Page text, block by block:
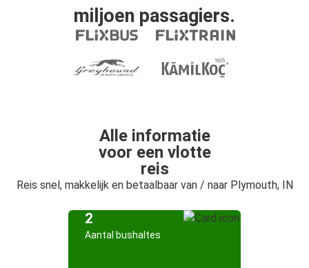
miljoen passagiers.
Alle informatie
voor een vlotte
reis
Reis snel, makkelijk en betaalbaar van / naar Plymouth, IN
2
Aantal bushaltes